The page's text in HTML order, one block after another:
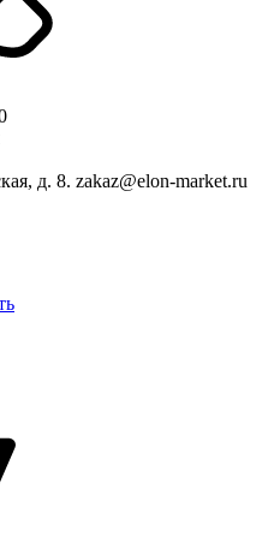
д. 8. zakaz@elon-market.ru